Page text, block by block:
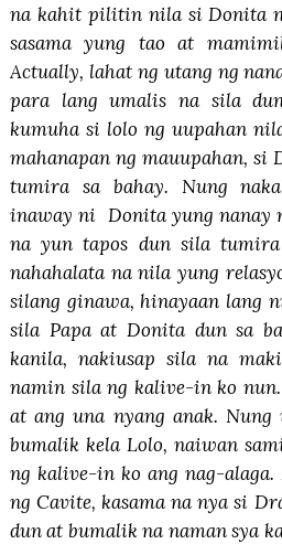
na kahit pilitin nila si Donita
sasama yung tao at
Actually, lahat ng utang ng
para lang umalis na sila
kumuha si lolo ng uupahan
mahanapan ng mauupahan, si
tumira sa bahay. Nung
inaway ni Donita yung nanay
na yun tapos dun sila
nahahalata na nila yung
silang ginawa, hinayaan lang
sila Papa at Donita dun sa
kanila, nakiusap sila na
namin sila ng kalive-in ko
at ang una nyang anak.
bumalik kela Lolo, naiwan
ng kalive-in ko ang nag-
ng Cavite, kasama na nya si
dun at bumalik na naman sya